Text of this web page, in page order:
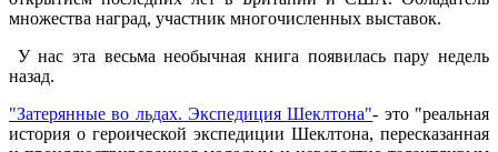
множества наград, участник многочисленных выставок.
У нас эта весьма необычная книга появилась пару недель
назад.
"Затерянные во льдах. Экспедиция Шеклтона"- это "реальная
история о героической экспедиции Шеклтона, пересказанная